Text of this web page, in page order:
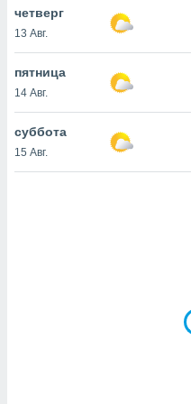
равно
нашим
четверг
13 Авг.
пятница
14 Авг.
суббота
15 Авг.